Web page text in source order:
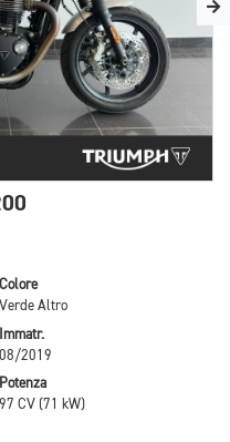
Colore
Verde Altro
Immatr.
08/2019
Potenza
97 CV (71 kW)